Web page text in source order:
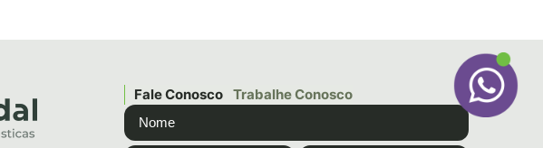
Fale Conosco Trabalhe Conosco